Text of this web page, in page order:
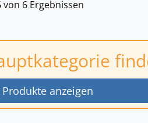
von 6 Ergebnissen
anzeigen